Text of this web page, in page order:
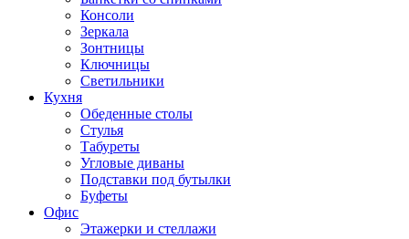
Консоли
Зеркала
Зонтницы
Ключницы
Светильники
Кухня
Обеденные столы
Стулья
Табуреты
Угловые диваны
Подставки под бутылки
Буфеты
Офис
Этажерки и стеллажи